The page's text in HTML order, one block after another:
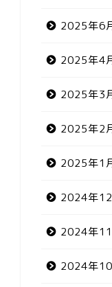
2025年6
2025年4
2025年3
2025年2
2025年1
2024年
2024年
2024年